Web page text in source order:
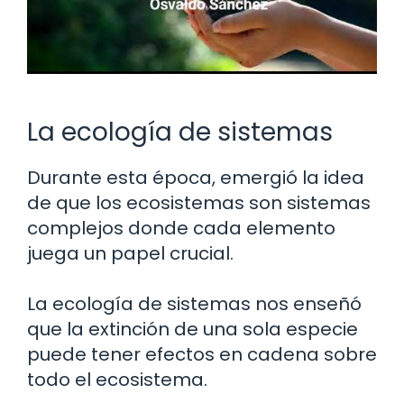
La ecología de sistemas
Durante esta época, emergió la idea
de que los ecosistemas son sistemas
complejos donde cada elemento
juega un papel crucial.
La ecología de sistemas nos enseñó
que la extinción de una sola especie
puede tener efectos en cadena sobre
todo el ecosistema.